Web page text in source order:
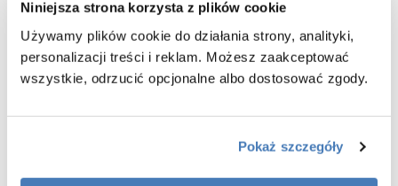
Niniejsza strona korzysta z plików cookie
Używamy plików cookie do działania strony, analityki,
personalizacji treści i reklam. Możesz zaakceptować
wszystkie, odrzucić opcjonalne albo dostosować zgody.
Pokaż szczegóły
powłoka Active Shield 2.0 ułatwiająca utrzymanie czystości
praktyczny uchwyt drzwi
cienkie, niemal niewidoczne profile w kolorze czarnym
wieszak na ręcznik w zestawie
gwarancja 7 lat